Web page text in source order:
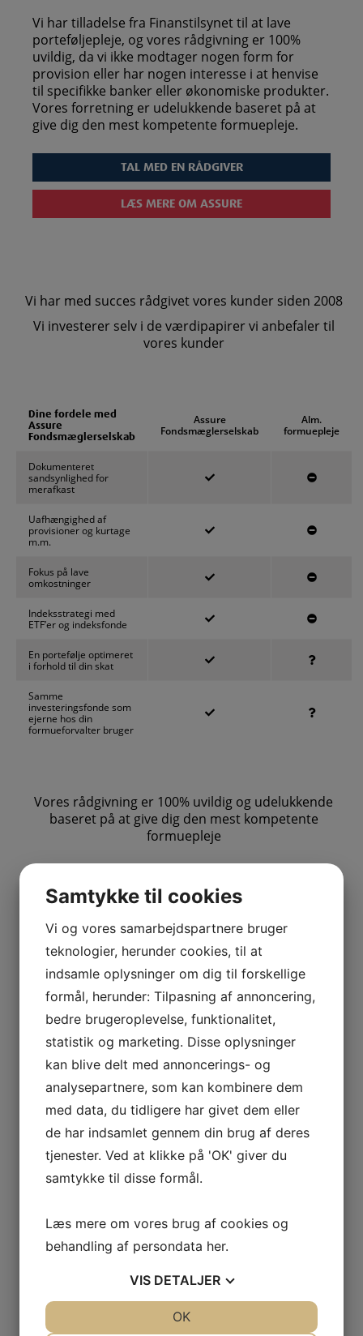
Vi har tilladelse fra Finanstilsynet til at lave
porteføljepleje, og vores rådgivning er 100%
uvildig, da vi ikke modtager nogen form for
provision eller har nogen interesse i at henvise
til specifikke banker eller økonomiske produkter.
Vores forretning er udelukkende baseret på at
give dig den mest kompetente formuepleje.
TAL MED EN RÅDGIVER
LÆS MERE OM ASSURE
Vi har med succes rådgivet vores kunder siden 2008
Vi investerer selv i de værdipapirer vi anbefaler til
vores kunder
Dine fordele med
Assure
Fondsmæglerselskab
Assure
Fondsmæglerselskab
Alm.
formuepleje
Dokumenteret
sandsynlighed for
merafkast
Uafhængighed af
provisioner og kurtage
m.m.
Fokus på lave
omkostninger
Indeksstrategi med
ETF’er og indeksfonde
En portefølje optimeret
i forhold til din skat
Samme
investeringsfonde som
ejerne hos din
formueforvalter bruger
Vores rådgivning er 100% uvildig og udelukkende
baseret på at give dig den mest kompetente
formuepleje
Formueforvaltning med lavere
omkostninger og fuld
gennemsigtighed
Hos Assure Fondsmæglerselskab arbejder vi
med formueforvaltning uden skjulte interesser. I
mange banker er rådgivning tæt forbundet med
salg af egne produkter, hvilket ofte betyder
højere omkostninger for dig som investor. Hos
os modtager vi ikke provision og har ingen
bindinger til specifikke banker eller
investeringsprodukter.
I vores formueforvaltning tager vi hele din
økonomi i betragtning, både investeringer og
pension, så du får et klart overblik over, hvordan
dine penge er placeret. Vi anvender primært
ETF’er og indeksfonde med lave omkostninger,
over tid bliver højere.
Du ved altid, hvor dine penge er investeret, og
hvad du betaler for det. Det giver et bedre
formue og øger sandsynligheden for et højere
afkast på lang sigt.
Samtykke til cookies
Vi og vores samarbejdspartnere bruger
teknologier, herunder cookies, til at
indsamle oplysninger om dig til forskellige
formål, herunder: Tilpasning af annoncering,
bedre brugeroplevelse, funktionalitet,
statistik og marketing. Disse oplysninger
kan blive delt med annoncerings- og
analysepartnere, som kan kombinere dem
med data, du tidligere har givet dem eller
de har indsamlet gennem din brug af deres
tjenester. Ved at klikke på 'OK' giver du
samtykke til disse formål.
Læs mere om vores brug af cookies og
behandling af persondata her.
VIS DETALJER
OK